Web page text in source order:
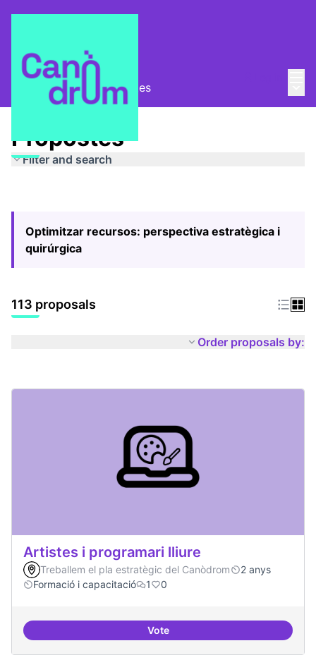
Pla Estratègic Propostes
Propostes
Filter and search
Optimitzar recursos: perspectiva estratègica i
quirúrgica
113 proposals
Order proposals by:
Artistes i programari lliure
Treballem el pla estratègic del Canòdrom
2 anys
Formació i capacitació
1 0
VoteArtistes i programari lliure